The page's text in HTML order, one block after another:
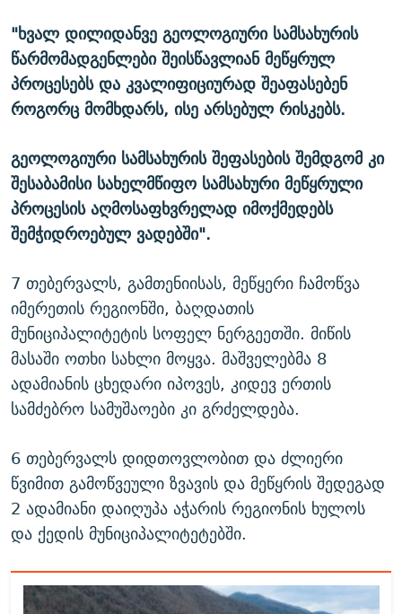
"ხვალ დილიდანვე გეოლოგიური სამსახურის
წარმომადგენლები შეისწავლიან მეწყრულ
პროცესებს და კვალიფიციურად შეაფასებენ
როგორც მომხდარს, ისე არსებულ რისკებს.
გეოლოგიური სამსახურის შეფასების შემდგომ კი
შესაბამისი სახელმწიფო სამსახური მეწყრული
პროცესის აღმოსაფხვრელად იმოქმედებს
შემჭიდროებულ ვადებში".
7 თებერვალს, გამთენიისას, მეწყერი ჩამოწვა
იმერეთის რეგიონში, ბაღდათის
მუნიციპალიტეტის სოფელ ნერგეეთში. მიწის
მასაში ოთხი სახლი მოყვა. მაშველებმა 8
ადამიანის ცხედარი იპოვეს, კიდევ ერთის
სამძებრო სამუშაოები კი გრძელდება.
6 თებერვალს დიდთოვლობით და ძლიერი
წვიმით გამოწვეული ზვავის და მეწყრის შედეგად
2 ადამიანი დაიღუპა აჭარის რეგიონის ხულოს
და ქედის მუნიციპალიტეტებში.